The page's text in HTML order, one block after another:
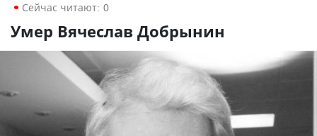
Сейчас читают: 0
Умер Вячеслав Добрынин